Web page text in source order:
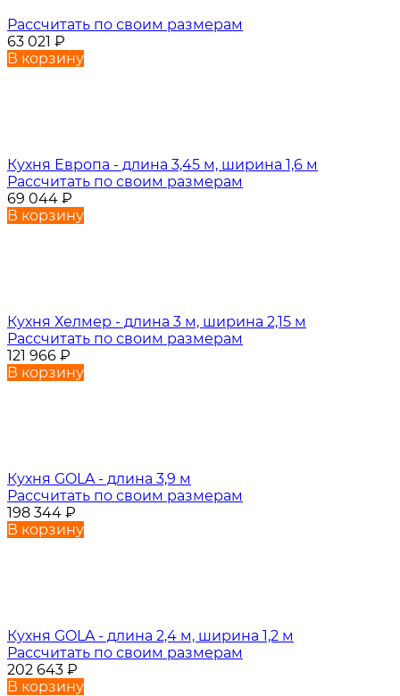
Рассчитать по своим размерам
63 021 ₽
В корзину
Кухня Европа - длина 3,45 м, ширина 1,6 м
Рассчитать по своим размерам
69 044 ₽
В корзину
Кухня Хелмер - длина 3 м, ширина 2,15 м
Рассчитать по своим размерам
121 966 ₽
В корзину
Кухня GOLA - длина 3,9 м
Рассчитать по своим размерам
198 344 ₽
В корзину
Кухня GOLA - длина 2,4 м, ширина 1,2 м
Рассчитать по своим размерам
202 643 ₽
В корзину